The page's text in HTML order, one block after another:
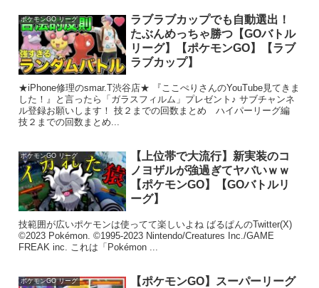
ポケモンGO リーグ
ラブラブカップでも自動選出！
たぶんめっちゃ勝つ【GOバトル
リーグ】【ポケモンGO】【ラブ
ラブカップ】
★iPhone修理のsmar.T渋谷店★ 『ここぺりさんのYouTube見てきま
した！』と言ったら「ガラスフィルム」プレゼント♪ サブチャンネ
ル登録お願いします！ 技２までの回数まとめ ハイパーリーグ編
技２までの回数まとめ...
ポケモンGO リーグ
【上位帯で大流行】新実装のコ
ノヨザルが強過ぎてヤバいｗｗ
【ポケモンGO】【GOバトルリ
ーグ】
技範囲が広いポケモンは使ってて楽しいよね ばるぱんのTwitter(X)
©2023 Pokémon. ©1995-2023 Nintendo/Creatures Inc./GAME
FREAK inc. これは「Pokémon ...
ポケモンGO リーグ
【ポケモンGO】スーパーリーグ